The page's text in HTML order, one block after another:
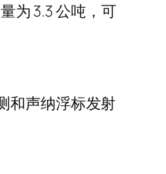
为 3.3 公吨，可
和声纳浮标发射